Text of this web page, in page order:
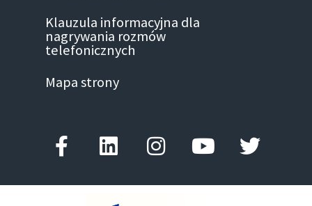
Klauzula informacyjna dla
nagrywania rozmów
telefonicznych
Mapa strony
f